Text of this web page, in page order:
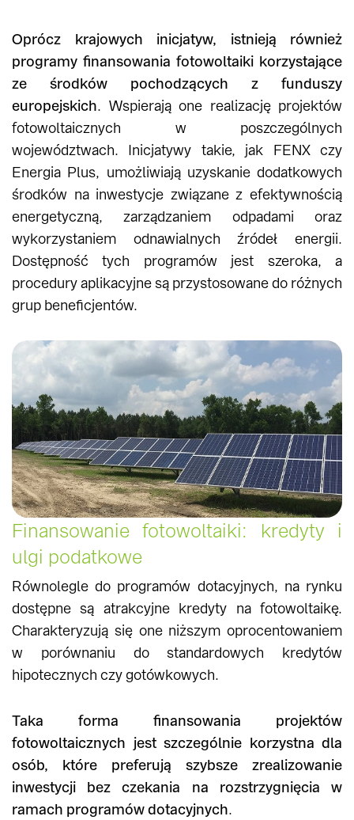
Oprócz krajowych inicjatyw, istnieją również
programy finansowania fotowoltaiki korzystające
ze środków pochodzących z funduszy
europejskich. Wspierają one realizację projektów
fotowoltaicznych w poszczególnych
województwach. Inicjatywy takie, jak FENX czy
Energia Plus, umożliwiają uzyskanie dodatkowych
środków na inwestycje związane z efektywnością
energetyczną, zarządzaniem odpadami oraz
wykorzystaniem odnawialnych źródeł energii.
Dostępność tych programów jest szeroka, a
procedury aplikacyjne są przystosowane do różnych
grup beneficjentów.
Finansowanie fotowoltaiki: kredyty i
ulgi podatkowe
Równolegle do programów dotacyjnych, na rynku
dostępne są atrakcyjne kredyty na fotowoltaikę.
Charakteryzują się one niższym oprocentowaniem
w porównaniu do standardowych kredytów
hipotecznych czy gotówkowych.
Taka forma finansowania projektów
fotowoltaicznych jest szczególnie korzystna dla
osób, które preferują szybsze zrealizowanie
inwestycji bez czekania na rozstrzygnięcia w
ramach programów dotacyjnych.